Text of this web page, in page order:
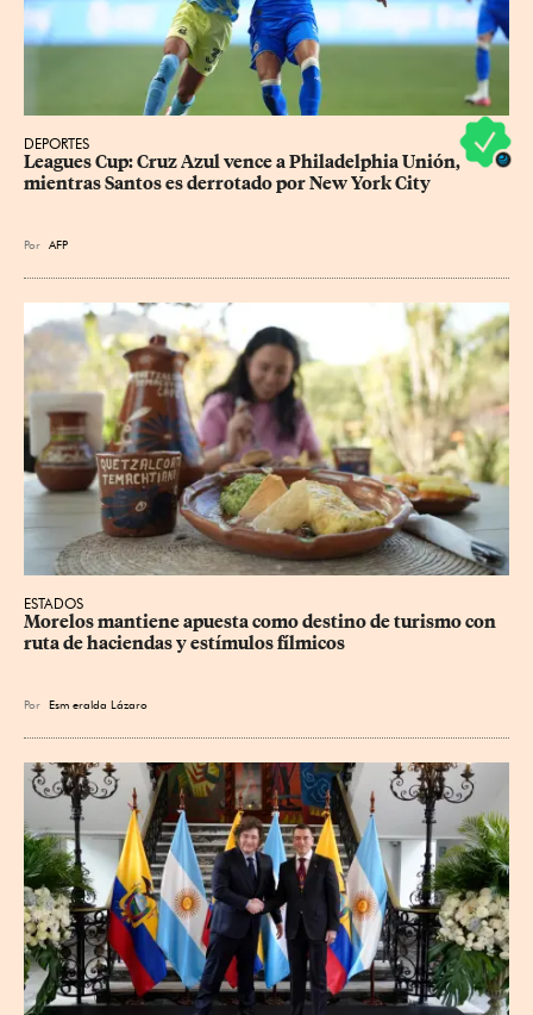
DEPORTES
Leagues Cup: Cruz Azul vence a Philadelphia Unión,
mientras Santos es derrotado por New York City
Por AFP
ESTADOS
Morelos mantiene apuesta como destino de turismo con
ruta de haciendas y estímulos fílmicos
Por Esm eralda Lázaro